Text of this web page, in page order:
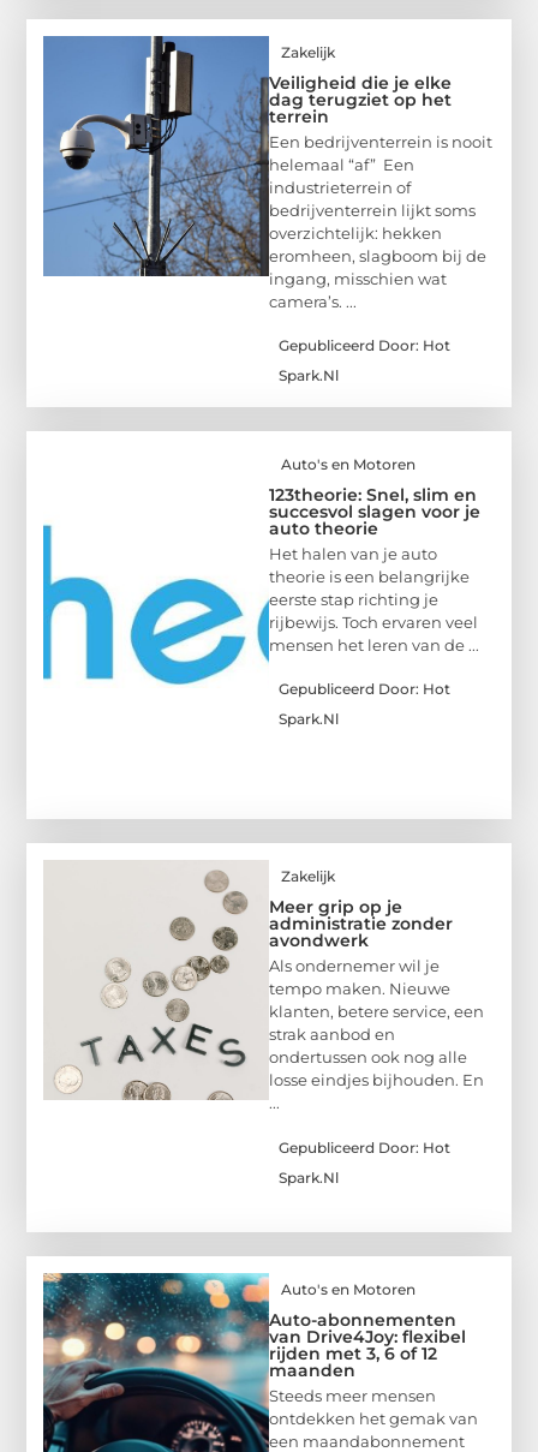
Zakelijk
Veiligheid die je elke
dag terugziet op het
terrein
Een bedrijventerrein is nooit
helemaal “af” Een
industrieterrein of
bedrijventerrein lijkt soms
overzichtelijk: hekken
eromheen, slagboom bij de
ingang, misschien wat
camera’s. ...
Gepubliceerd Door: Hot
Spark.nl
Auto's en Motoren
123theorie: Snel, slim en
succesvol slagen voor je
auto theorie
Het halen van je auto
theorie is een belangrijke
eerste stap richting je
rijbewijs. Toch ervaren veel
mensen het leren van de ...
Gepubliceerd Door: Hot
Spark.nl
Zakelijk
Meer grip op je
administratie zonder
avondwerk
Als ondernemer wil je
tempo maken. Nieuwe
klanten, betere service, een
strak aanbod en
ondertussen ook nog alle
losse eindjes bijhouden. En
...
Gepubliceerd Door: Hot
Spark.nl
Auto's en Motoren
Auto-abonnementen
van Drive4Joy: flexibel
rijden met 3, 6 of 12
maanden
Steeds meer mensen
ontdekken het gemak van
een maandabonnement